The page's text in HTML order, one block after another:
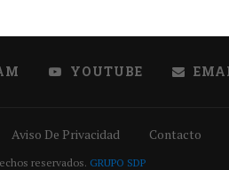
YOUTUBE
Aviso De Privacidad Contacto
reservados. GRUPO SDP